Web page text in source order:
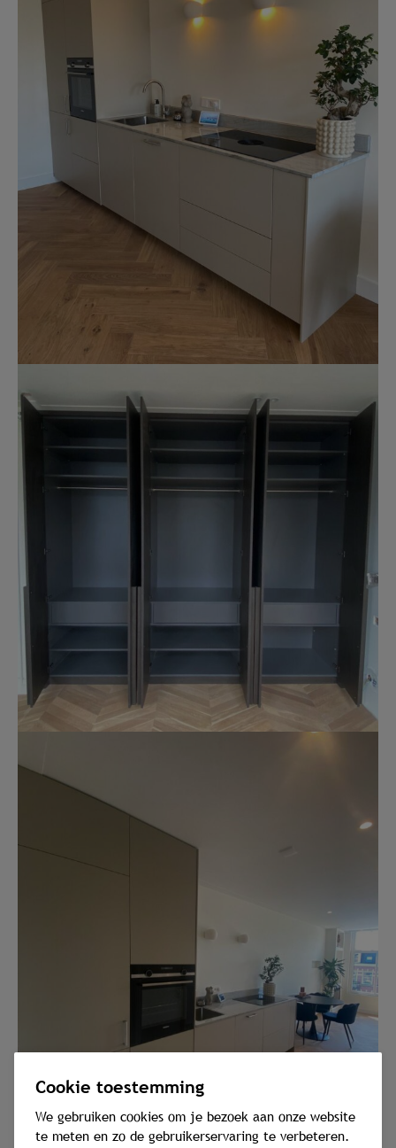
Cookie toestemming
We gebruiken cookies om je bezoek aan onze website
te meten en zo de gebruikerservaring te verbeteren.